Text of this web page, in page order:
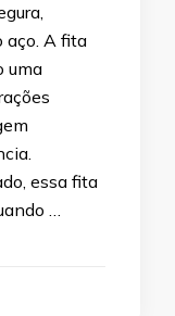
aço. A fita
uma
essa fita
…